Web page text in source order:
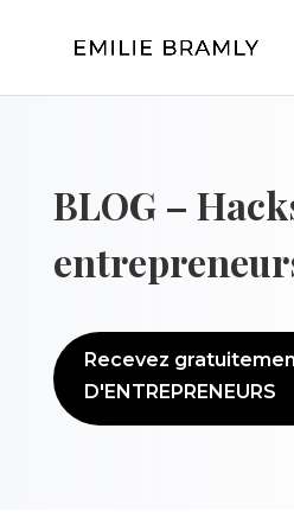
BLOG –
Recevez
D'ENTREPRENEURS